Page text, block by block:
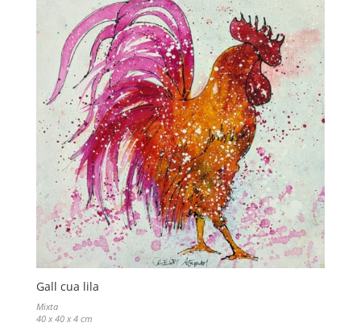
Gall cua lila
Mixta
40 x 40 x 4 cm